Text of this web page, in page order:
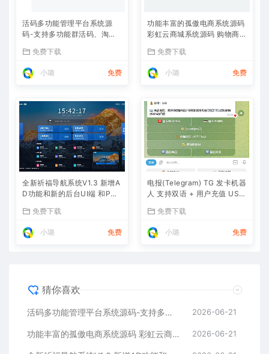
活码多功能管理平台系统源
码-支持多功能群活码、淘宝
址等免费下载
小璐 免费
功能丰富的孤傲电商系统源码
彩虹云商城系统源码 购物商场
免费下载
小璐 免费
全新祈福导航系统V1.3 新增A
D功能和新的后台UI端 和PHP
免费下载
小璐 免费
电报(Telegram) TG 发卡机器
人 支持双语 + 用户充值 USD
免费下载
小璐 免费
猜你喜欢
活码多功能管理平台系统源码-支持多功能群活码、淘宝客、渠道码、分享卡片、短网址等 2026-06-21
功能丰富的孤傲电商系统源码 彩虹云商城系统源码 购物商场源码视觉享受 2026-06-21